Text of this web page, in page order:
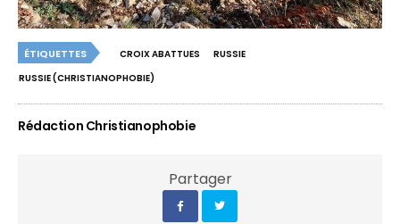
ÉTIQUETTES CROIX ABATTUES
RUSSIE
RUSSIE (CHRISTIANOPHOBIE)
Rédaction Christianophobie
Partager